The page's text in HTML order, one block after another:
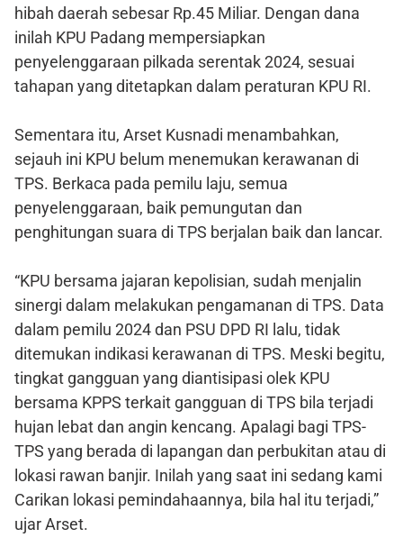
hibah daerah sebesar Rp.45 Miliar. Dengan dana
inilah KPU Padang mempersiapkan
penyelenggaraan pilkada serentak 2024, sesuai
tahapan yang ditetapkan dalam peraturan KPU RI.
Sementara itu, Arset Kusnadi menambahkan,
sejauh ini KPU belum menemukan kerawanan di
TPS. Berkaca pada pemilu laju, semua
penyelenggaraan, baik pemungutan dan
penghitungan suara di TPS berjalan baik dan lancar.
“KPU bersama jajaran kepolisian, sudah menjalin
sinergi dalam melakukan pengamanan di TPS. Data
dalam pemilu 2024 dan PSU DPD RI lalu, tidak
ditemukan indikasi kerawanan di TPS. Meski begitu,
tingkat gangguan yang diantisipasi olek KPU
bersama KPPS terkait gangguan di TPS bila terjadi
hujan lebat dan angin kencang. Apalagi bagi TPS-
TPS yang berada di lapangan dan perbukitan atau di
lokasi rawan banjir. Inilah yang saat ini sedang kami
Carikan lokasi pemindahaannya, bila hal itu terjadi,”
ujar Arset.